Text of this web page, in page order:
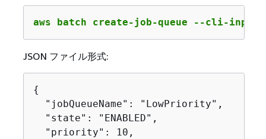
aws batch create-job-queue --cli-
JSON ファイル形式:
{
  "jobQueueName": "LowPriority",
  "state": "ENABLED",
  "priority": 10,